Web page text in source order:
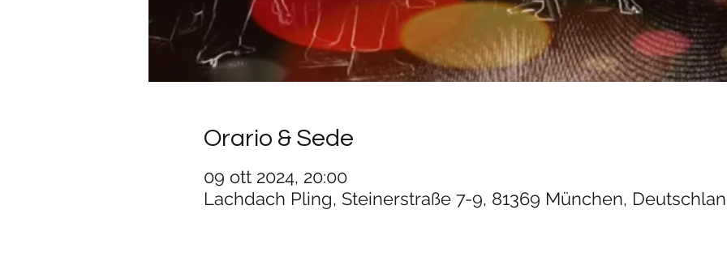
Orario & Sede
09 ott 2024, 20:00
Lachdach Pling, Steinerstraße 7-9, 81369 München,